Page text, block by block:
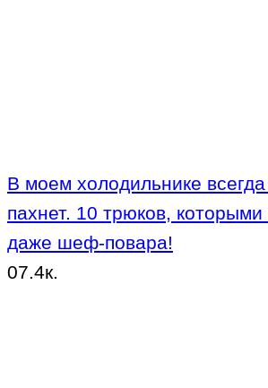
В моем холодильнике
пахнет. 10 трюков, которыми
даже шеф-повара!
07.4к.